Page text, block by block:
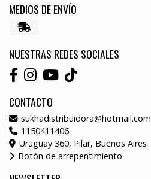
MEDIOS DE ENVÍO
NUESTRAS REDES SOCIALES
CONTACTO
sukhadistribuidora@hotmail.com
1150411406
Uruguay 360, Pilar, Buenos Aires
Botón de arrepentimiento